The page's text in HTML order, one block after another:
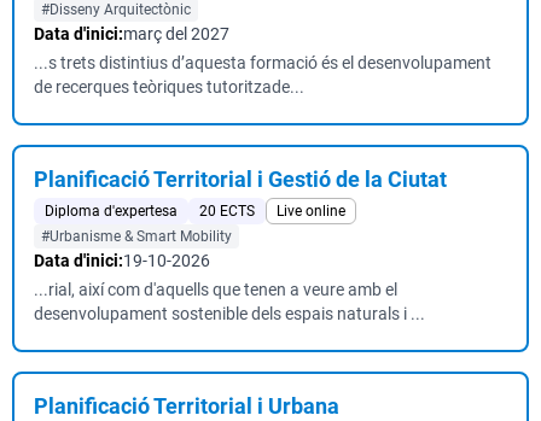
#Disseny Arquitectònic
Data d'inici:març del 2027
...s trets distintius d’aquesta formació és el desenvolupament
de recerques teòriques tutoritzade...
Planificació Territorial i Gestió de la Ciutat
Diploma d'expertesa 20 ECTS
Live online
#Urbanisme & Smart Mobility
Data d'inici:19-10-2026
...rial, així com d'aquells que tenen a veure amb el
desenvolupament sostenible dels espais naturals i ...
Planificació Territorial i Urbana